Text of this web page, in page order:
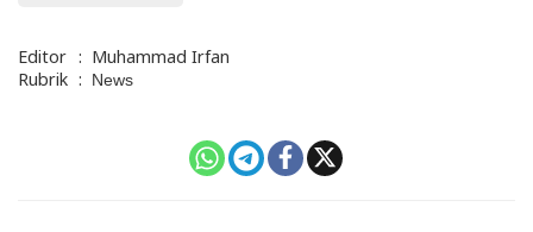
Editor : Muhammad Irfan
Rubrik : News